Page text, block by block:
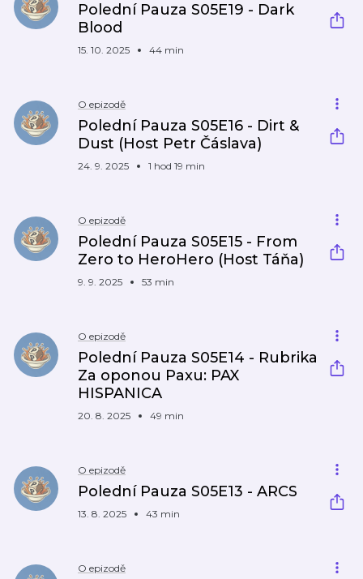
Polední Pauza S05E19 - Dark
Blood
15. 10. 2025 44 min
O epizodě
Polední Pauza S05E16 - Dirt &
Dust (Host Petr Čáslava)
24. 9. 2025 1 hod 19 min
O epizodě
Polední Pauza S05E15 - From
Zero to HeroHero (Host Táňa)
9. 9. 2025 53 min
O epizodě
Polední Pauza S05E14 - Rubrika
Za oponou Paxu: PAX
HISPANICA
20. 8. 2025 49 min
O epizodě
Polední Pauza S05E13 - ARCS
13. 8. 2025 43 min
O epizodě